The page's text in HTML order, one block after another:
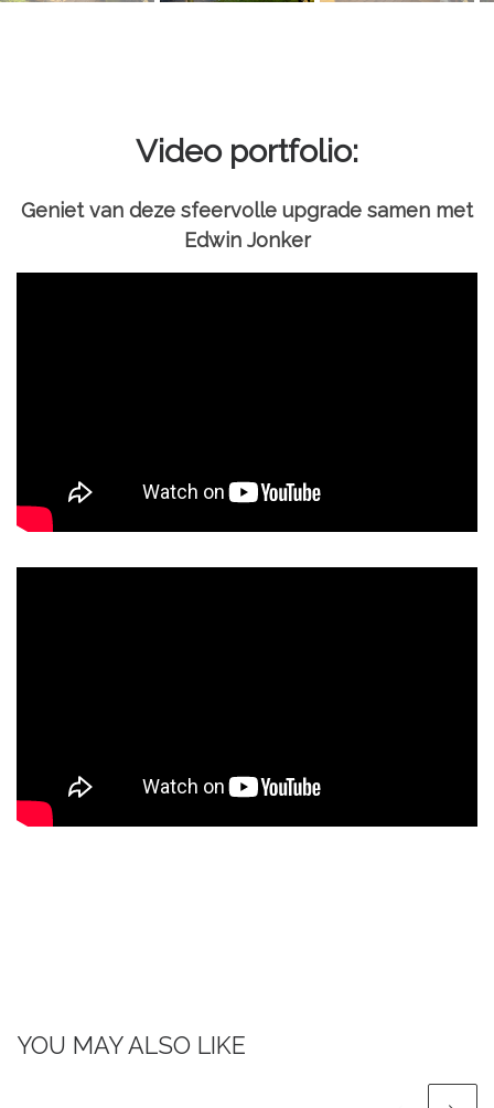
Video portfolio:
Geniet van deze sfeervolle upgrade samen met
Edwin Jonker
YOU MAY ALSO LIKE